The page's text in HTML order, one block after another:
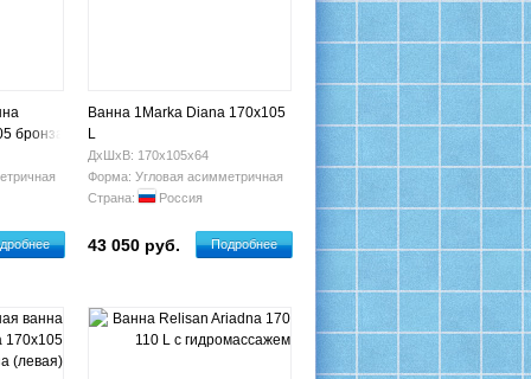
бронза
Ванна 1Marka Diana 170x105
L
ДхШхВ: 170х105х64
Форма: Угловая асимметричная
Страна:
Россия
43 050 руб. Подробнее